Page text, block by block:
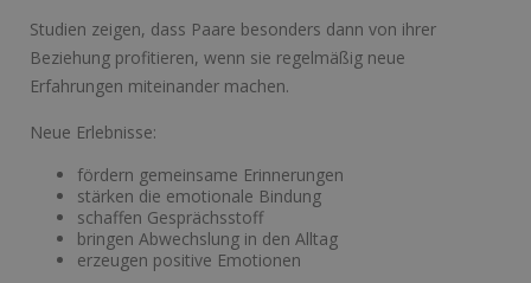
Studien zeigen, dass Paare besonders dann von ihrer
Beziehung profitieren, wenn sie regelmäßig neue
Erfahrungen miteinander machen.
Neue Erlebnisse:
fördern gemeinsame Erinnerungen
stärken die emotionale Bindung
schaffen Gesprächsstoff
bringen Abwechslung in den Alltag
erzeugen positive Emotionen